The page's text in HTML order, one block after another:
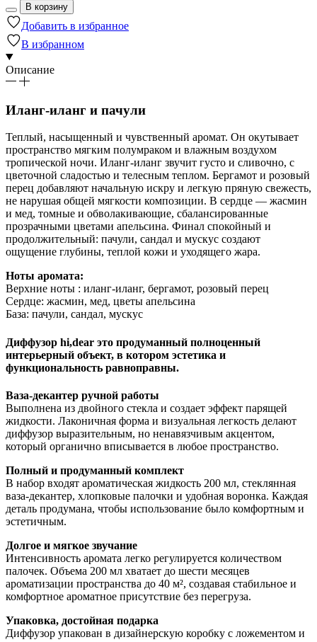
В корзину
Добавить в избранное
В избранном
Описание
Иланг-иланг и пачули
Теплый, насыщенный и чувственный аромат. Он окутывает
пространство мягким полумраком и влажным воздухом
тропической ночи. Иланг-иланг звучит густо и сливочно, с
цветочной сладостью и телесным теплом. Бергамот и розовый
перец добавляют начальную искру и легкую пряную свежесть,
не нарушая общей мягкости композиции. В сердце — жасмин
и мед, томные и обволакивающие, сбалансированные
прозрачными цветами апельсина. Финал спокойный и
продолжительный: пачули, сандал и мускус создают
ощущение глубины, теплой кожи и уходящего жара.
Ноты аромата:
Верхние ноты : иланг-иланг, бергамот, розовый перец
Сердце: жасмин, мед, цветы апельсина
База: пачули, сандал, мускус
Диффузор hi,dear это продуманный полноценный
интерьерный объект, в котором эстетика и
функциональность равноправны.
Ваза-декантер ручной работы
Выполнена из двойного стекла и создает эффект парящей
жидкости. Лаконичная форма и визуальная легкость делают
диффузор выразительным, но ненавязчивым акцентом,
который органично вписывается в любое пространство.
Полный и продуманный комплект
В набор входят ароматическая жидкость 200 мл, стеклянная
ваза-декантер, хлопковые палочки и удобная воронка. Каждая
деталь продумана, чтобы использование было комфортным и
эстетичным.
Долгое и мягкое звучание
Интенсивность аромата легко регулируется количеством
палочек. Объема 200 мл хватает до шести месяцев
ароматизации пространства до 40 м², создавая стабильное и
комфортное ароматное присутствие без перегруза.
Упаковка, достойная подарка
Диффузор упакован в дизайнерскую коробку с ложементом и